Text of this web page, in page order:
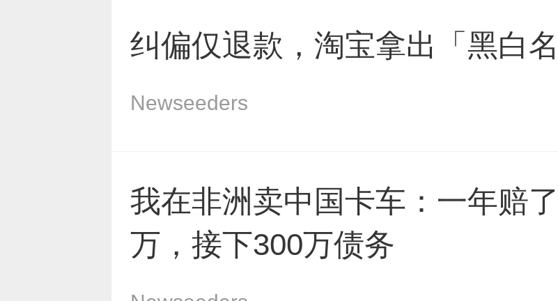
纠偏仅退款，淘宝拿出「黑白名
Newseeders
我在非洲卖中国卡车：一年赔
万，接下300万债务